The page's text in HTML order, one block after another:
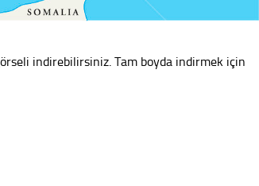
indirebilirsiniz. Tam boyda indirmek için